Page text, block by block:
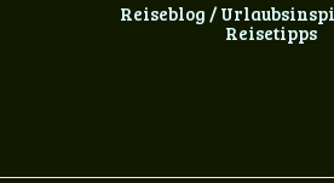
Reiseblog /
Reisetipps